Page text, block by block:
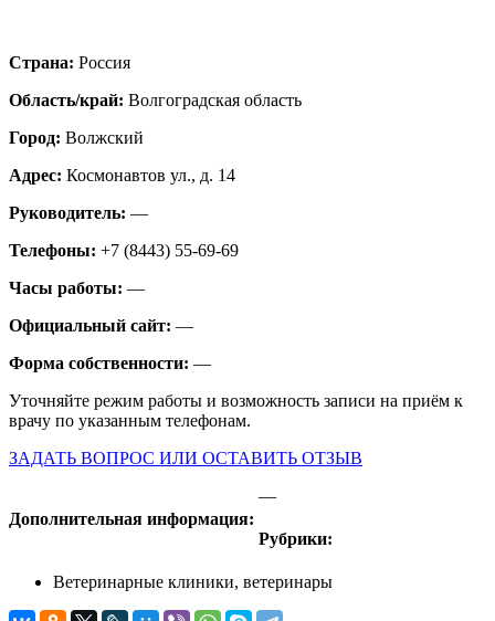
Страна: Россия
Область/край: Волгоградская область
Город: Волжский
Адрес: Космонавтов ул., д. 14
Руководитель: —
Телефоны: +7 (8443) 55-69-69
Часы работы: —
Официальный сайт: —
Форма собственности: —
Уточняйте режим работы и возможность записи на приём к
врачу по указанным телефонам.
ЗАДАТЬ ВОПРОС ИЛИ ОСТАВИТЬ ОТЗЫВ
Дополнительная информация:
—
Рубрики:
Ветеринарные клиники, ветеринары